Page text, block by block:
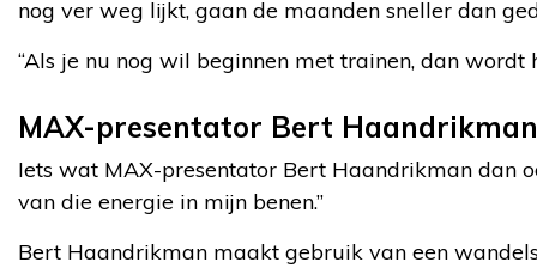
nog ver weg lijkt, gaan de maanden sneller dan
“Als je nu nog wil beginnen met trainen, dan
MAX-presentator Bert
Iets wat MAX-presentator Bert Haandrikman dan
van die energie in mijn benen.”
Bert Haandrikman maakt gebruik van een